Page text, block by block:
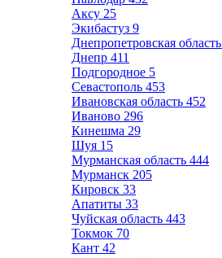
Аксу 25
Экибастуз 9
Днепропетровская область
Днепр 411
Подгородное 5
Севастополь 453
Ивановская область 452
Иваново 296
Кинешма 29
Шуя 15
Мурманская область 444
Мурманск 205
Кировск 33
Апатиты 33
Чуйская область 443
Токмок 70
Кант 42